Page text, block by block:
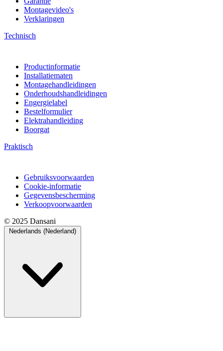
Montagevideo's
Verklaringen
Technisch
Productinformatie
Installatiematen
Montagehandleidingen
Onderhoudshandleidingen
Engergielabel
Bestelformulier
Elektrahandleiding
Boorgat
Praktisch
Gebruiksvoorwaarden
Cookie-informatie
Gegevensbescherming
Verkoopvoorwaarden
© 2025 Dansani
Nederlands (Nederland)